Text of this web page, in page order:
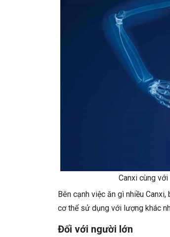
Canxi cùng
Bên cạnh việc ăn gì nhiều
cơ thể sử dụng với lượng khác
Đối với người lớn